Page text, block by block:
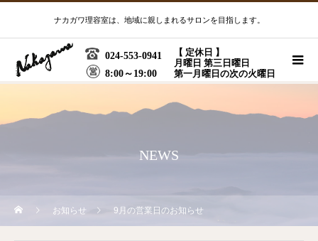
ナカガワ理容室は、地域に親しまれるサロンを目指します。
024-553-0941
【 定休日 】
月曜日 第三日曜日
第一月曜日の次の火曜日
8:00～19:00
NEWS
お知らせ 9月の営業日のお知らせ